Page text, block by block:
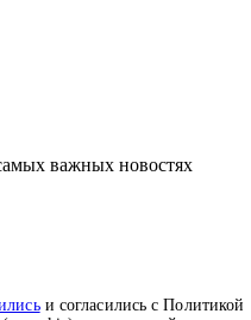
и согласились с Политикой
важных новостях